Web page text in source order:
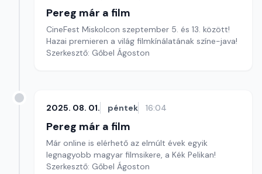
Pereg már a film
CineFest Miskolcon szeptember 5. és 13. között!
Hazai premieren a világ filmkínálatának színe-java!
Szerkesztő: Gőbel Ágoston
2025. 08. 01. péntek 16:04
Pereg már a film
Már online is elérhető az elmúlt évek egyik
legnagyobb magyar filmsikere, a Kék Pelikan!
Szerkesztő: Gőbel Ágoston